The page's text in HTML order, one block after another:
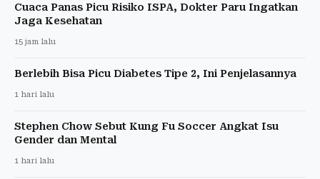
Cuaca Panas Picu Risiko ISPA, Dokter Paru Ingatkan
Jaga Kesehatan
15 jam lalu
Berlebih Bisa Picu Diabetes Tipe 2, Ini Penjelasannya
1 hari lalu
Stephen Chow Sebut Kung Fu Soccer Angkat Isu
Gender dan Mental
1 hari lalu